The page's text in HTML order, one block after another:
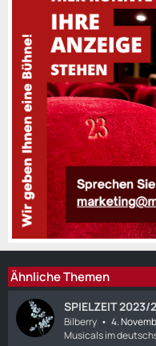
Ähnliche Themen
SPIELZEIT 2023/
Bilberry
4.
Musicals im